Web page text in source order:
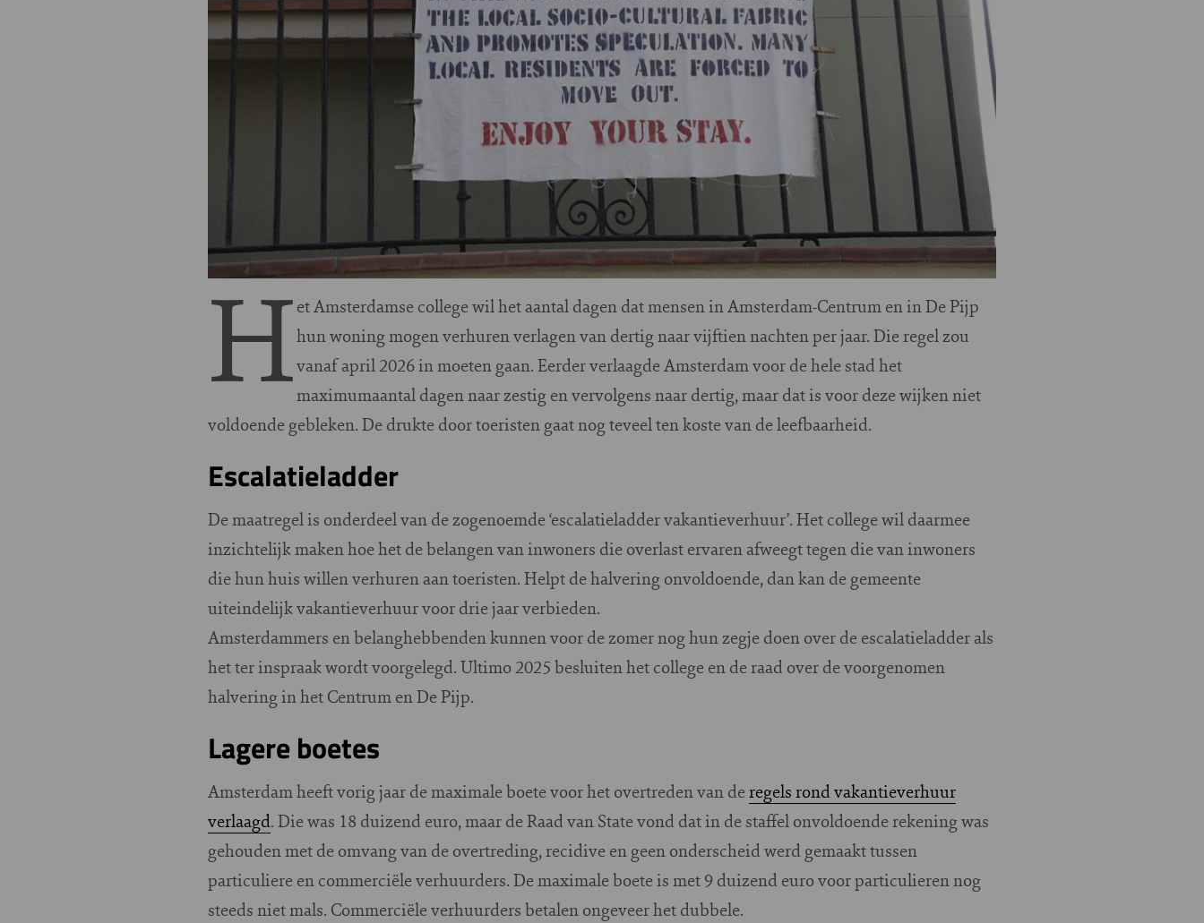
Het Amsterdamse college wil het aantal dagen dat mensen in Amsterdam-Centrum en in De Pijp
hun woning mogen verhuren verlagen van dertig naar vijftien nachten per jaar. Die regel zou
vanaf april 2026 in moeten gaan. Eerder verlaagde Amsterdam voor de hele stad het
maximumaantal dagen naar zestig en vervolgens naar dertig, maar dat is voor deze wijken niet
voldoende gebleken. De drukte door toeristen gaat nog teveel ten koste van de leefbaarheid.
Escalatieladder
De maatregel is onderdeel van de zogenoemde ‘escalatieladder vakantieverhuur’. Het college wil daarmee
inzichtelijk maken hoe het de belangen van inwoners die overlast ervaren afweegt tegen die van inwoners
die hun huis willen verhuren aan toeristen. Helpt de halvering onvoldoende, dan kan de gemeente
uiteindelijk vakantieverhuur voor drie jaar verbieden.
Amsterdammers en belanghebbenden kunnen voor de zomer nog hun zegje doen over de escalatieladder als
het ter inspraak wordt voorgelegd. Ultimo 2025 besluiten het college en de raad over de voorgenomen
halvering in het Centrum en De Pijp.
Lagere boetes
Amsterdam heeft vorig jaar de maximale boete voor het overtreden van deregels rond vakantieverhuur
verlaagd. Die was 18 duizend euro, maar de Raad van State vond dat in de staffel onvoldoende rekening was
gehouden met de omvang van de overtreding, recidive en geen onderscheid werd gemaakt tussen
particuliere en commerciële verhuurders. De maximale boete is met 9 duizend euro voor particulieren nog
steeds niet mals. Commerciële verhuurders betalen ongeveer het dubbele.